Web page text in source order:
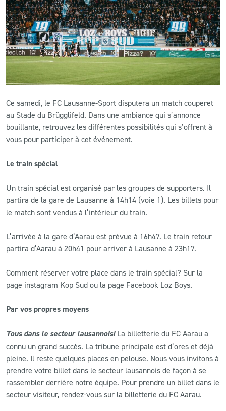
CLUB
CONTACT
ACTUALITÉS
L’APP DU LS
LS ACADEMY CAMPS
MATCH DES CELEBRITES
Ce samedi, le FC Lausanne-Sport disputera un match couperet
au Stade du Brügglifeld. Dans une ambiance qui s’annonce
bouillante, retrouvez les différentes possibilités qui s’offrent à
vous pour participer à cet événement.
Le train spécial
Un train spécial est organisé par les groupes de supporters. Il
partira de la gare de Lausanne à 14h14 (voie 1). Les billets pour
le match sont vendus à l’intérieur du train.
L’arrivée à la gare d’Aarau est prévue à 16h47. Le train retour
partira d’Aarau à 20h41 pour arriver à Lausanne à 23h17.
Comment réserver votre place dans le train spécial? Sur la
page instagram Kop Sud ou la page Facebook Loz Boys.
Par vos propres moyens
Tous dans le secteur lausannois!La billetterie du FC Aarau a
connu un grand succès. La tribune principale est d’ores et déjà
pleine. Il reste quelques places en pelouse. Nous vous invitons à
prendre votre billet dans le secteur lausannois de façon à se
rassembler derrière notre équipe. Pour prendre un billet dans le
secteur visiteur, rendez-vous sur la billetterie du FC Aarau.